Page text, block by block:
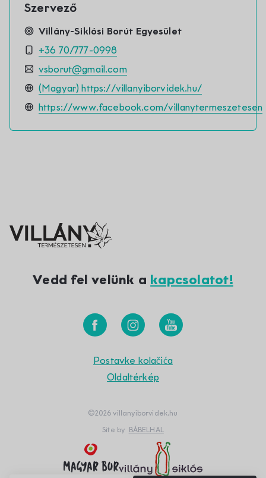
Szervező
Villány-Siklósi Borút Egyesület
+36 70/777-0998
vsborut@gmail.com
(Magyar) https://villanyiborvidek.hu/
https://www.facebook.com/villanytermeszetesen
Vedd fel velünk a kapcsolatot!
Postavke kolačića
Oldaltérkép
©2026 villanyiborvidek.hu
Site by BÁBELHAL